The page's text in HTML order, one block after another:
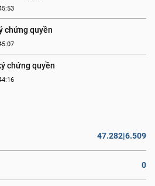
chứng quyền
chứng quyền
47.282|6.509
0